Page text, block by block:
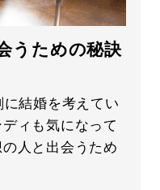
うための秘訣
結婚を考えてい
ィも気になって
人と出会うため